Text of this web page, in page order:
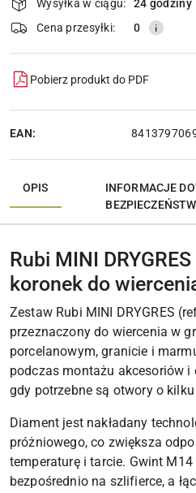
Wyślij
dostawa
Wysyłka w ciągu:
24 godziny
Cena przesyłki:
0
Pobierz produkt do PDF
EAN:
OPIS
INFORMACJE
Rubi MINI
koronek do
Zestaw Rubi MINI DRYGRES
przeznaczony do wiercenia w
porcelanowym, granicie i
podczas montażu akcesoriów i
gdy potrzebne są otwory o
Diament jest nakładany
próżniowego, co zwiększa
temperaturę i tarcie. Gwint
bezpośrednio na szlifierce, a